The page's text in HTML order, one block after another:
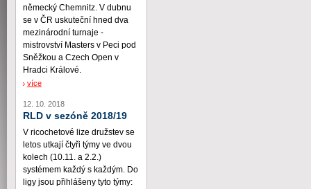
německý Chemnitz. V dubnu
se v ČR uskuteční hned dva
mezinárodní turnaje -
mistrovství Masters v Peci pod
Sněžkou a Czech Open v
Hradci Králové.
více
12. 10. 2018
RLD v sezóně 2018/19
V ricochetové lize družstev se
letos utkají čtyři týmy ve dvou
kolech (10.11. a 2.2.)
systémem každý s každým. Do
ligy jsou přihlášeny tyto týmy: